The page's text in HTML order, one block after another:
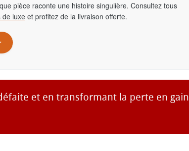
pièce raconte une histoire singulière. Consultez tous
de luxeet profitez de la livraison offerte.
et en transformant la perte en gain